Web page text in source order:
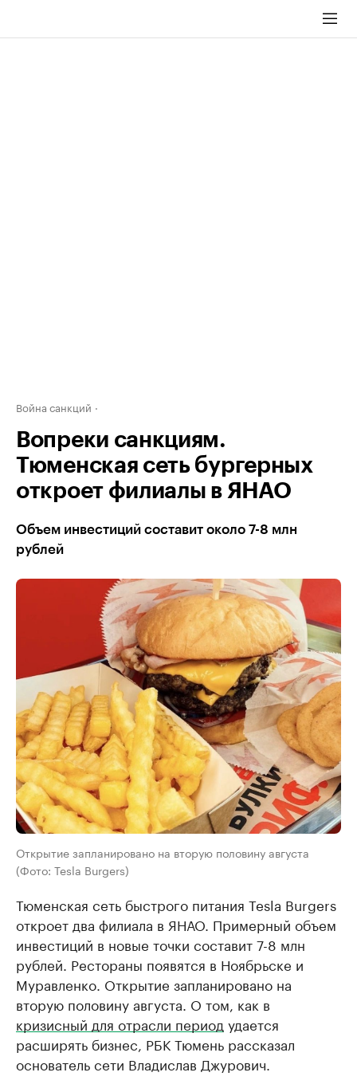
Война санкций
Вопреки санкциям.
Тюменская сеть бургерных
откроет филиалы в ЯНАО
Объем инвестиций составит около 7-8 млн
рублей
Открытие запланировано на вторую половину августа
(Фото: Tesla Burgers)
Тюменская сеть быстрого питания Tesla Burgers
откроет два филиала в ЯНАО. Примерный объем
инвестиций в новые точки составит 7-8 млн
рублей. Рестораны появятся в Ноябрьске и
Муравленко. Открытие запланировано на
вторую половину августа. О том, как в
кризисный для отрасли период удается
расширять бизнес, РБК Тюмень рассказал
основатель сети Владислав Джурович.